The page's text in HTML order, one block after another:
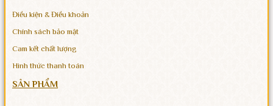
Điều kiện & Điều khoản
Chính sách bảo mật
Cam kết chất lượng
Hình thức thanh toán
SẢN PHẨM